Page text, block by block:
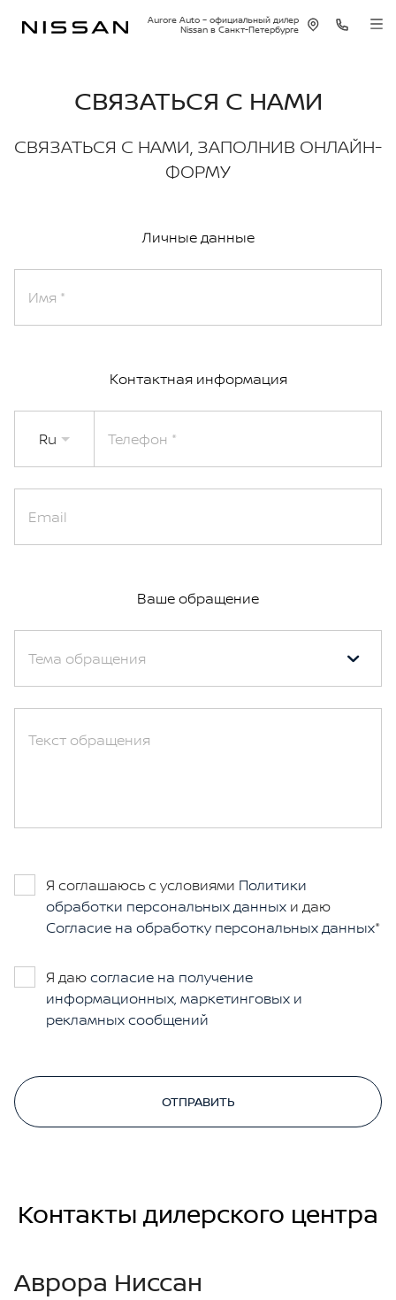
Aurore Auto – официальный дилер
Nissan в Санкт-Петербурге
СВЯЗАТЬСЯ С НАМИ
СВЯЗАТЬСЯ С НАМИ, ЗАПОЛНИВ ОНЛАЙН-
ФОРМУ
Личные данные
Имя
Контактная информация
Ru Телефон
Email
Ваше обращение
Тема обращения
Текст обращения
Я соглашаюсь с условиями Политики
обработки персональных данных и даю
Согласие на обработку персональных данных
Я даюсогласие на получение
информационных, маркетинговых и
рекламных сообщений
ОТПРАВИТЬ
Контакты дилерского центра
Аврора Ниссан